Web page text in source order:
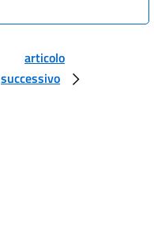
articolo
successivo